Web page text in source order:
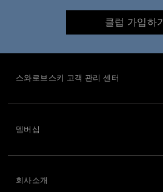
클럽 가입하기
스와로브스키 고객 관리 센터
멤버십
회사소개